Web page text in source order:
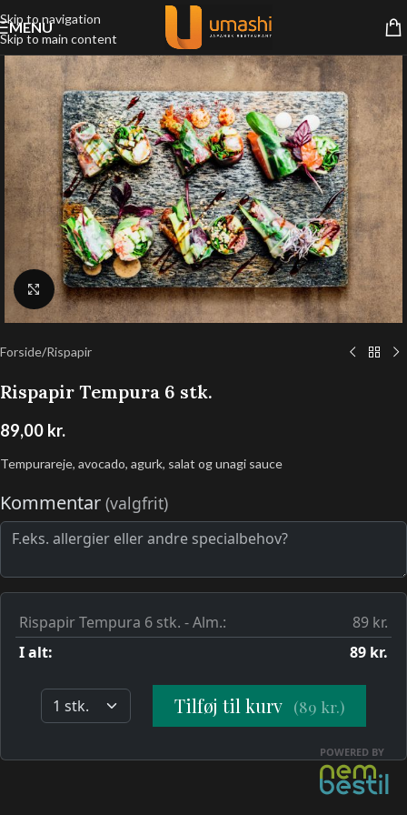
Skip to navigation
Skip to main content
MENU
Klik for at forstørre
Forside/Rispapir
Rispapir Tempura 6 stk.
89,00 kr.
Tempurareje, avocado, agurk, salat og unagi sauce